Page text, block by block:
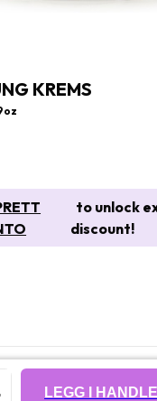
KREMS
to unlock
discount!
LEGG I